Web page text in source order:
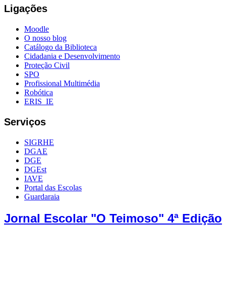
Ligações
Moodle
O nosso blog
Catálogo da Biblioteca
Cidadania e Desenvolvimento
Proteção Civil
SPO
Profissional Multimédia
Robótica
ERIS_IE
Serviços
SIGRHE
DGAE
DGE
DGEst
IAVE
Portal das Escolas
Guardaraia
Jornal Escolar "O Teimoso" 4ª Edição